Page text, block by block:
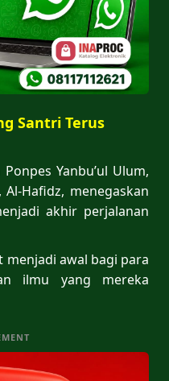
Santri Terus
Yanbu’ul Ulum,
Hafidz, menegaskan
akhir perjalanan
menjadi awal bagi para
ilmu yang mereka